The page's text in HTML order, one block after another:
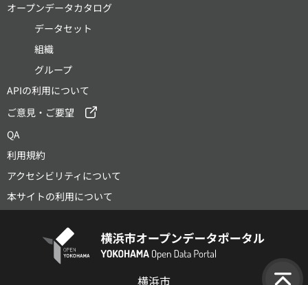
オープンデータカタログ
データセット
組織
グループ
APIの利用について
ご意見・ご要望
QA
利用規約
アクセシビリティについて
本サイトの利用について
横浜市